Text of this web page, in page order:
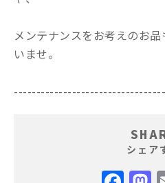
メンテナンスをお考えのお
いませ。
シェア